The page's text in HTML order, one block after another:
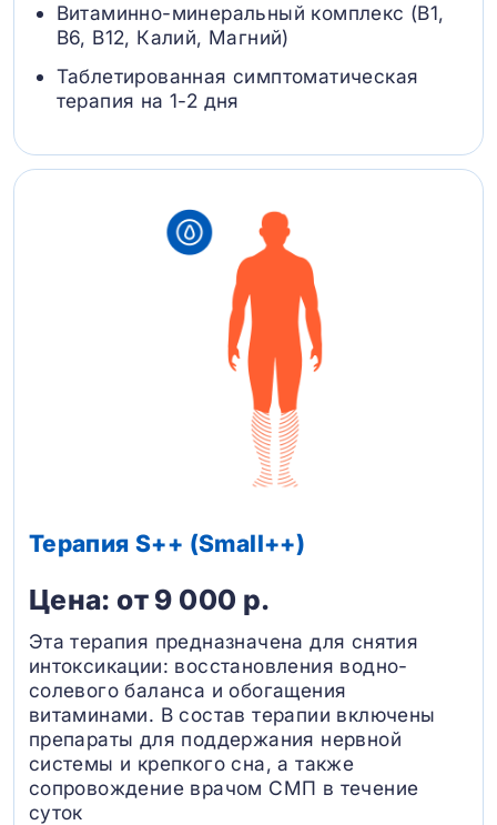
Витаминно-минеральный комплекс (B1,
B6, В12, Калий, Магний)
Таблетированная симптоматическая
терапия на 1-2 дня
Терапия S++ (Small++)
Цена: от 9 000 р.
Эта терапия предназначена для снятия
интоксикации: восстановления водно-
солевого баланса и обогащения
витаминами. В состав терапии включены
препараты для поддержания нервной
системы и крепкого сна, а также
сопровождение врачом СМП в течение
суток